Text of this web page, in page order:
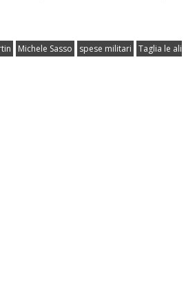
Michele Sasso spese militari
Taglia le ali